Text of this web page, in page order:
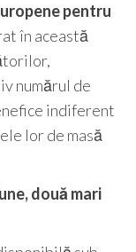
pentru
în această
numărul de
indiferent
lor de masă
două mari